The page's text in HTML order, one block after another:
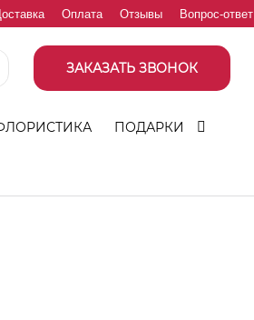
Оплата Отзывы Вопрос-ответ
ЗАКАЗАТЬ ЗВОНОК
ПОДАРКИ